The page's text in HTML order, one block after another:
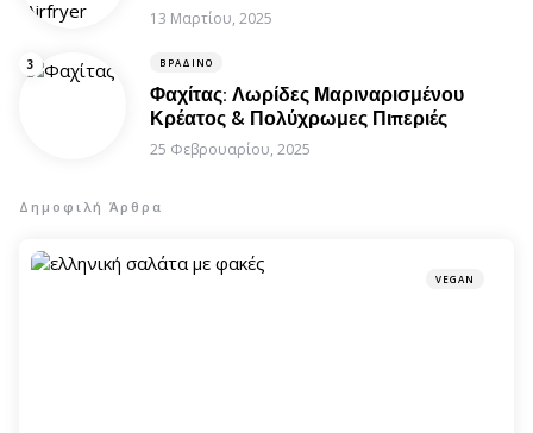
13 Μαρτίου, 2025
ΒΡΑΔΙΝΌ
Φαχίτας: Λωρίδες Μαριναρισμένου
Κρέατος & Πολύχρωμες Πιπεριές
25 Φεβρουαρίου, 2025
Δημοφιλή Άρθρα
VEGAN